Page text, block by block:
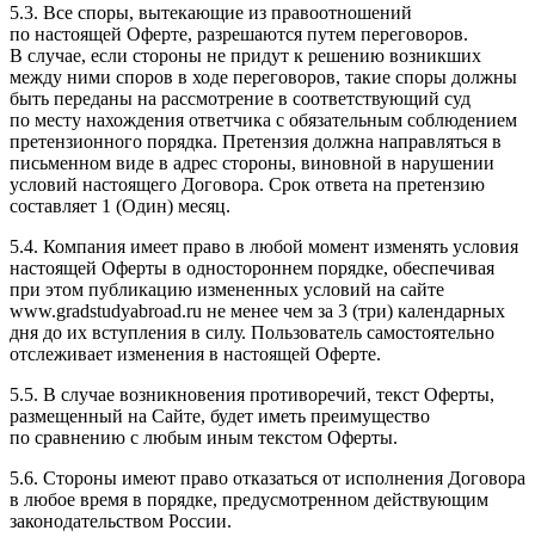
5.3. Все споры, вытекающие из правоотношений
по настоящей Оферте, разрешаются путем переговоров.
В случае, если стороны не придут к решению возникших
между ними споров в ходе переговоров, такие споры должны
быть переданы на рассмотрение в соответствующий суд
по месту нахождения ответчика с обязательным соблюдением
претензионного порядка. Претензия должна направляться в
письменном виде в адрес стороны, виновной в нарушении
условий настоящего Договора. Срок ответа на претензию
составляет 1 (Один) месяц.
5.4. Компания имеет право в любой момент изменять условия
настоящей Оферты в одностороннем порядке, обеспечивая
при этом публикацию измененных условий на сайте
www.gradstudyabroad.ru не менее чем за 3 (три) календарных
дня до их вступления в силу. Пользователь самостоятельно
отслеживает изменения в настоящей Оферте.
5.5. В случае возникновения противоречий, текст Оферты,
размещенный на Сайте, будет иметь преимущество
по сравнению с любым иным текстом Оферты.
5.6. Стороны имеют право отказаться от исполнения Договора
в любое время в порядке, предусмотренном действующим
законодательством России.